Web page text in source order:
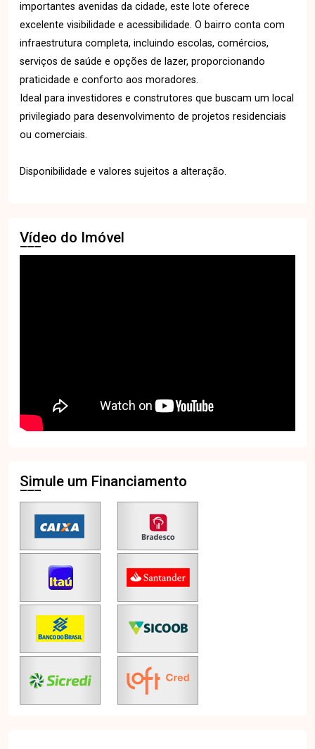
importantes avenidas da cidade, este lote oferece
excelente visibilidade e acessibilidade. O bairro conta com
infraestrutura completa, incluindo escolas, comércios,
serviços de saúde e opções de lazer, proporcionando
praticidade e conforto aos moradores.
Ideal para investidores e construtores que buscam um local
privilegiado para desenvolvimento de projetos residenciais
ou comerciais.
Disponibilidade e valores sujeitos a alteração.
Vídeo do Imóvel
Simule um Financiamento